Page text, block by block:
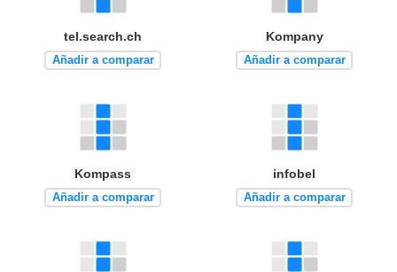
tel.search.ch
Añadir a comparar
Kompany
Añadir a comparar
Kompass
Añadir a comparar
infobel
Añadir a comparar